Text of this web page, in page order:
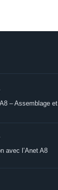
– Assemblage et
avec l’Anet A8